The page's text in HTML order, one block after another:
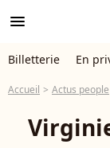
menu
Billetterie En
Accueil Actus people